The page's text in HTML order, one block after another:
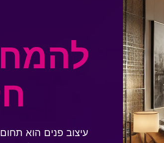
עיצוב פנים הוא